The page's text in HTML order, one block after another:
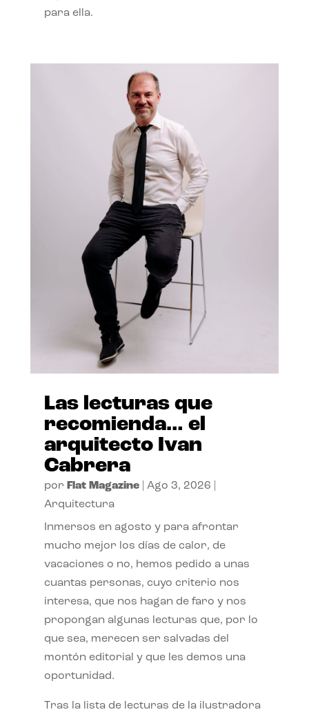
para ella.
Las lecturas que
recomienda… el
arquitecto Ivan
Cabrera
por Flat Magazine| Ago 3, 2026
Arquitectura
Inmersos en agosto y para afrontar
mucho mejor los días de calor, de
vacaciones o no, hemos pedido a unas
cuantas personas, cuyo criterio nos
interesa, que nos hagan de faro y nos
propongan algunas lecturas que, por lo
que sea, merecen ser salvadas del
montón editorial y que les demos una
oportunidad.
Tras la lista de lecturas de la ilustradora